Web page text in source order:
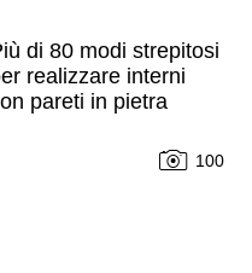
di 80 modi strepitosi
realizzare interni
pareti in pietra
100